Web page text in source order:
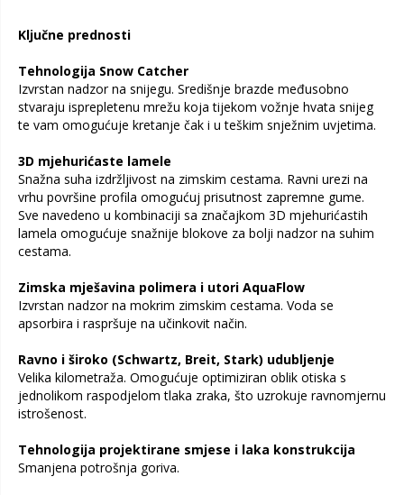
Ključne prednosti
Tehnologija Snow Catcher
Izvrstan nadzor na snijegu. Središnje brazde međusobno
stvaraju isprepletenu mrežu koja tijekom vožnje hvata snijeg
te vam omogućuje kretanje čak i u teškim snježnim uvjetima.
3D mjehurićaste lamele
Snažna suha izdržljivost na zimskim cestama. Ravni urezi na
vrhu površine profila omogućuj prisutnost zapremne gume.
Sve navedeno u kombinaciji sa značajkom 3D mjehurićastih
lamela omogućuje snažnije blokove za bolji nadzor na suhim
cestama.
Zimska mješavina polimera i utori AquaFlow
Izvrstan nadzor na mokrim zimskim cestama. Voda se
apsorbira i raspršuje na učinkovit način.
Ravno i široko (Schwartz, Breit, Stark) udubljenje
Velika kilometraža. Omogućuje optimiziran oblik otiska s
jednolikom raspodjelom tlaka zraka, što uzrokuje ravnomjernu
istrošenost.
Tehnologija projektirane smjese i laka konstrukcija
Smanjena potrošnja goriva.